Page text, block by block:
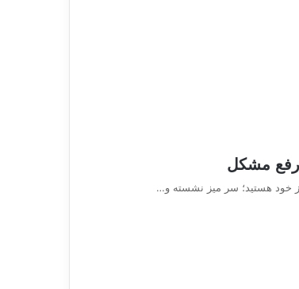
رفع مشکل
خود هستید؛ سر میز نشسته و…